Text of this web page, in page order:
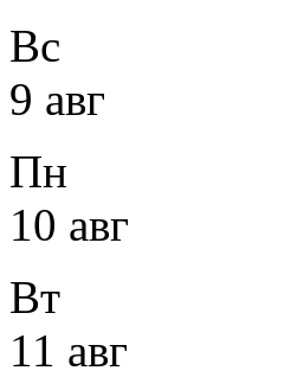
Вс
9 авг
Пн
10 авг
Вт
11 авг